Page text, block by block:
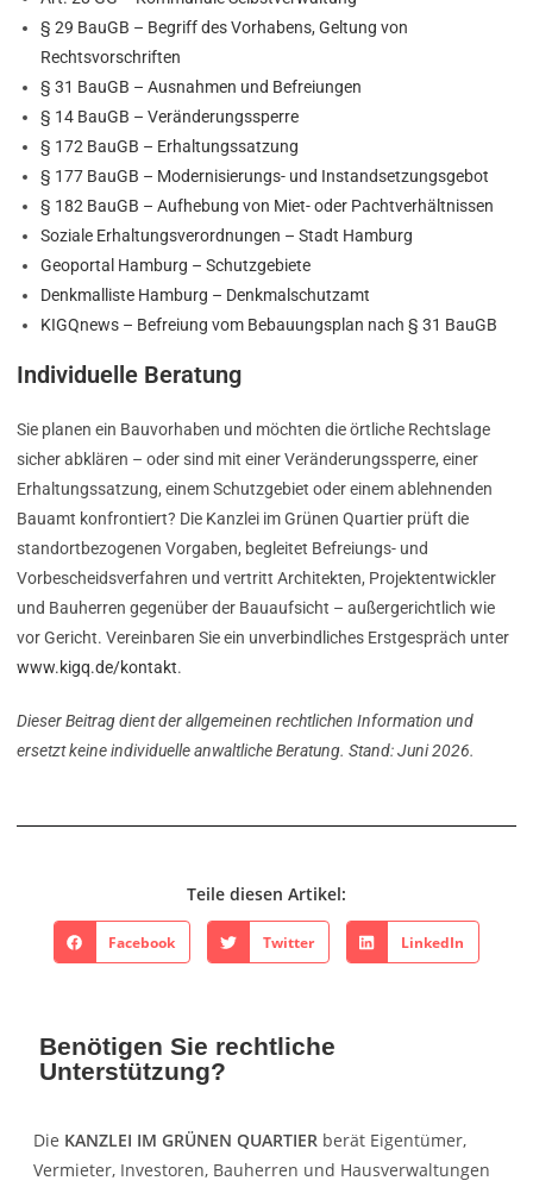
§ 29 BauGB – Begriff des Vorhabens, Geltung von
Rechtsvorschriften
§ 31 BauGB – Ausnahmen und Befreiungen
§ 14 BauGB – Veränderungssperre
§ 172 BauGB – Erhaltungssatzung
§ 177 BauGB – Modernisierungs- und Instandsetzungsgebot
§ 182 BauGB – Aufhebung von Miet- oder Pachtverhältnissen
Soziale Erhaltungsverordnungen – Stadt Hamburg
Geoportal Hamburg – Schutzgebiete
Denkmalliste Hamburg – Denkmalschutzamt
KIGQnews – Befreiung vom Bebauungsplan nach § 31 BauGB
Individuelle Beratung
Sie planen ein Bauvorhaben und möchten die örtliche Rechtslage
sicher abklären – oder sind mit einer Veränderungssperre, einer
Erhaltungssatzung, einem Schutzgebiet oder einem ablehnenden
Bauamt konfrontiert? Die Kanzlei im Grünen Quartier prüft die
standortbezogenen Vorgaben, begleitet Befreiungs- und
Vorbescheidsverfahren und vertritt Architekten, Projektentwickler
und Bauherren gegenüber der Bauaufsicht – außergerichtlich wie
vor Gericht. Vereinbaren Sie ein unverbindliches Erstgespräch unter
www.kigq.de/kontakt.
Dieser Beitrag dient der allgemeinen rechtlichen Information und
ersetzt keine individuelle anwaltliche Beratung. Stand: Juni 2026.
Teile diesen Artikel:
Facebook Twitter LinkedIn
Benötigen Sie rechtliche
Unterstützung?
Die KANZLEI IM GRÜNEN QUARTIER berät Eigentümer,
Vermieter, Investoren, Bauherren und Hausverwaltungen